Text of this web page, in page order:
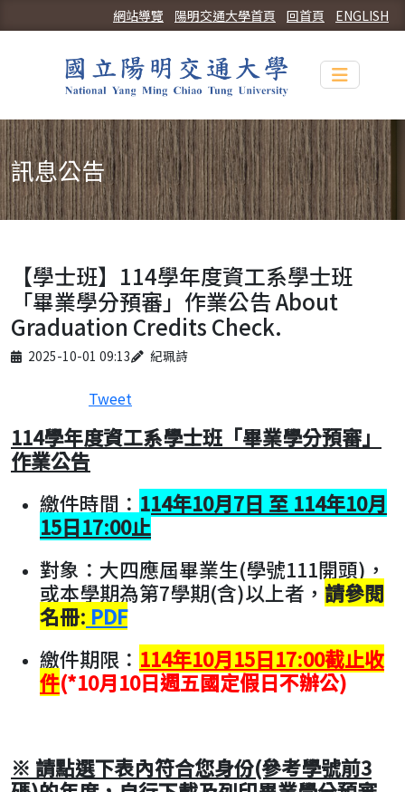
ENGLISH
回首頁
陽明交通大學首頁
網站導覽
Toggle
訊息公告
【學士班】114學年度資工系學士班
「畢業學分預審」作業公告 About
Graduation Credits Check.
Published on
2025-10-01 09:13
Author 紀珮詩
Tweet
114學年度資工系學士班「畢業學分預審」
作業公告
繳件時間： 114年10月7日 至 114年10月
15日17:00止
對象：大四應屆畢業生(學號111開頭)，
或本學期為第7學期(含)以上者， 請參閱
名冊: PDF
繳件期限： 114年10月15日17:00截止收
件(*10月10日週五國定假日不辦公)
※ 請點選下表內符合您身份(參考學號前3